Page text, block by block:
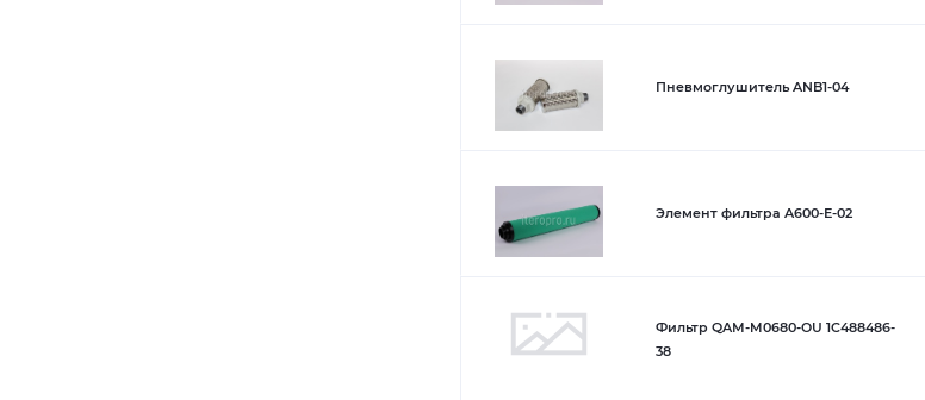
Пневмоглушитель ANB1-04
Элемент фильтра A600-Е-02
Фильтр QAМ-M0680-OU 1C488486-
38